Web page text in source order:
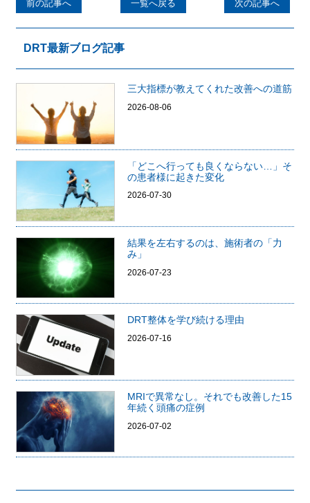
前の記事へ 一覧へ戻る 次の記事へ
DRT最新ブログ記事
三大指標が教えてくれた改善への道筋
2026-08-06
「どこへ行っても良くならない…」そ
の患者様に起きた変化
2026-07-30
結果を左右するのは、施術者の「力
み」
2026-07-23
DRT整体を学び続ける理由
2026-07-16
MRIで異常なし。それでも改善した15
年続く頭痛の症例
2026-07-02